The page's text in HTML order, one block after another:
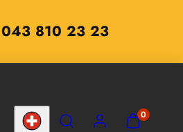
043 810 23 23
Land/Region
SUCHEN
MEINEN
0